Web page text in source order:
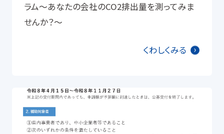
ラム～あなたの会社のCO2排出量を測ってみま
せんか？～
くわしくみる